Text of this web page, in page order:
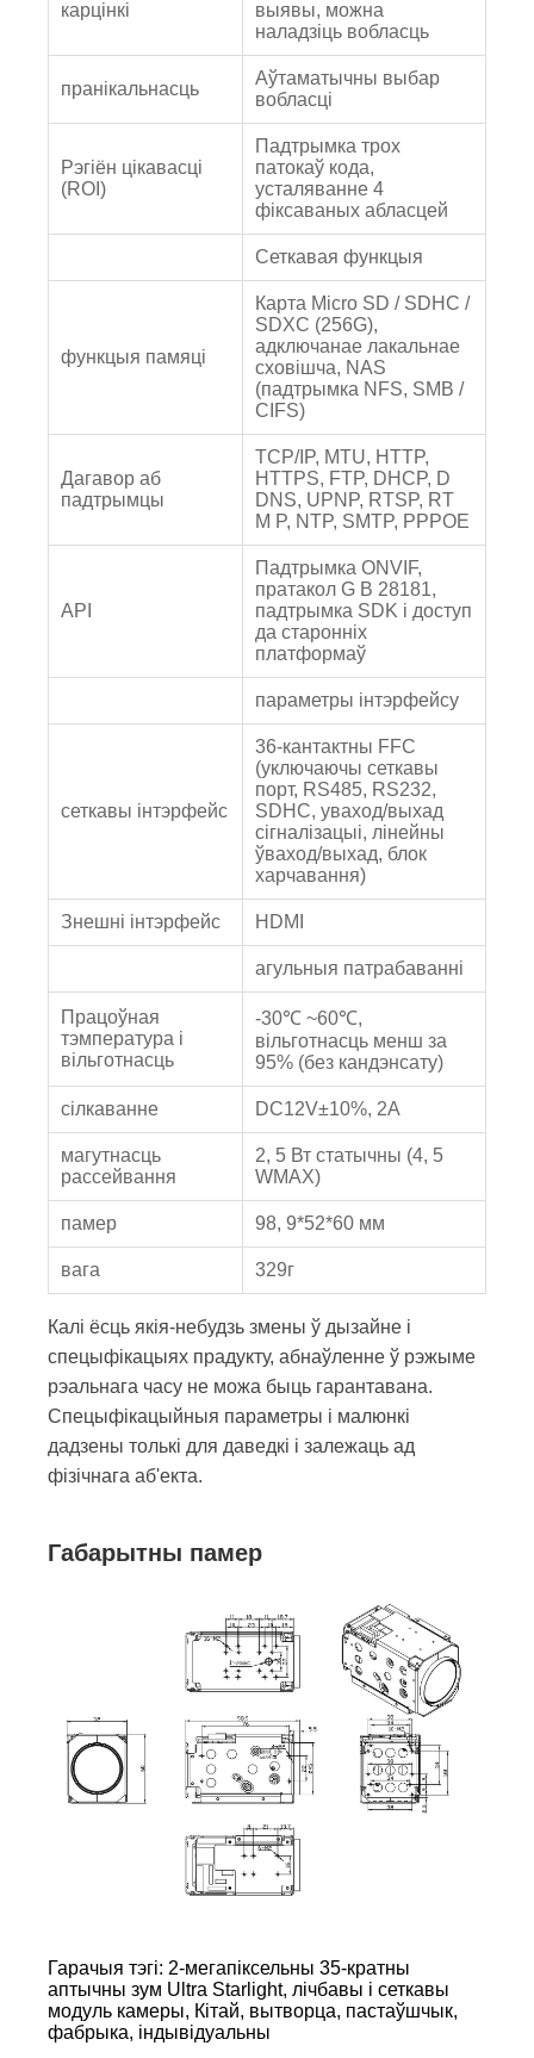
карцінкі
выявы, можна
наладзіць вобласць
пранікальнасць
Аўтаматычны выбар
вобласці
Рэгіён цікавасці
(ROI)
Падтрымка трох
патокаў кода,
усталяванне 4
фіксаваных абласцей
Сеткавая функцыя
функцыя памяці
Карта Micro SD / SDHC /
SDXC (256G),
адключанае лакальнае
сховішча, NAS
(падтрымка NFS, SMB /
CIFS)
Дагавор аб
падтрымцы
TCP/IP, MTU, HTTP,
HTTPS, FTP, DHCP, D
DNS, UPNP, RTSP, RT
M P, NTP, SMTP, PPPOE
API
Падтрымка ONVIF,
пратакол G B 28181,
падтрымка SDK і доступ
да старонніх
платформаў
параметры інтэрфейсу
сеткавы інтэрфейс
36-кантактны FFC
(уключаючы сеткавы
порт, RS485, RS232,
SDHC, уваход/выхад
сігналізацыі, лінейны
ўваход/выхад, блок
харчавання)
Знешні інтэрфейс HDMI
агульныя патрабаванні
Працоўная
тэмпература і
вільготнасць
-30℃ ~60℃,
вільготнасць менш за
95% (без кандэнсату)
сілкаванне DC12V±10%, 2A
магутнасць
рассейвання
2, 5 Вт статычны (4, 5
WMAX)
памер 98, 9*52*60 мм
вага 329г
Калі ёсць якія-небудзь змены ў дызайне і
спецыфікацыях прадукту, абнаўленне ў рэжыме
рэальнага часу не можа быць гарантавана.
Спецыфікацыйныя параметры і малюнкі
дадзены толькі для даведкі і залежаць ад
фізічнага аб'екта.
Габарытны памер
Гарачыя тэгі: 2-мегапіксельны 35-кратны
аптычны зум Ultra Starlight, лічбавы і сеткавы
модуль камеры, Кітай, вытворца, пастаўшчык,
фабрыка, індывідуальны